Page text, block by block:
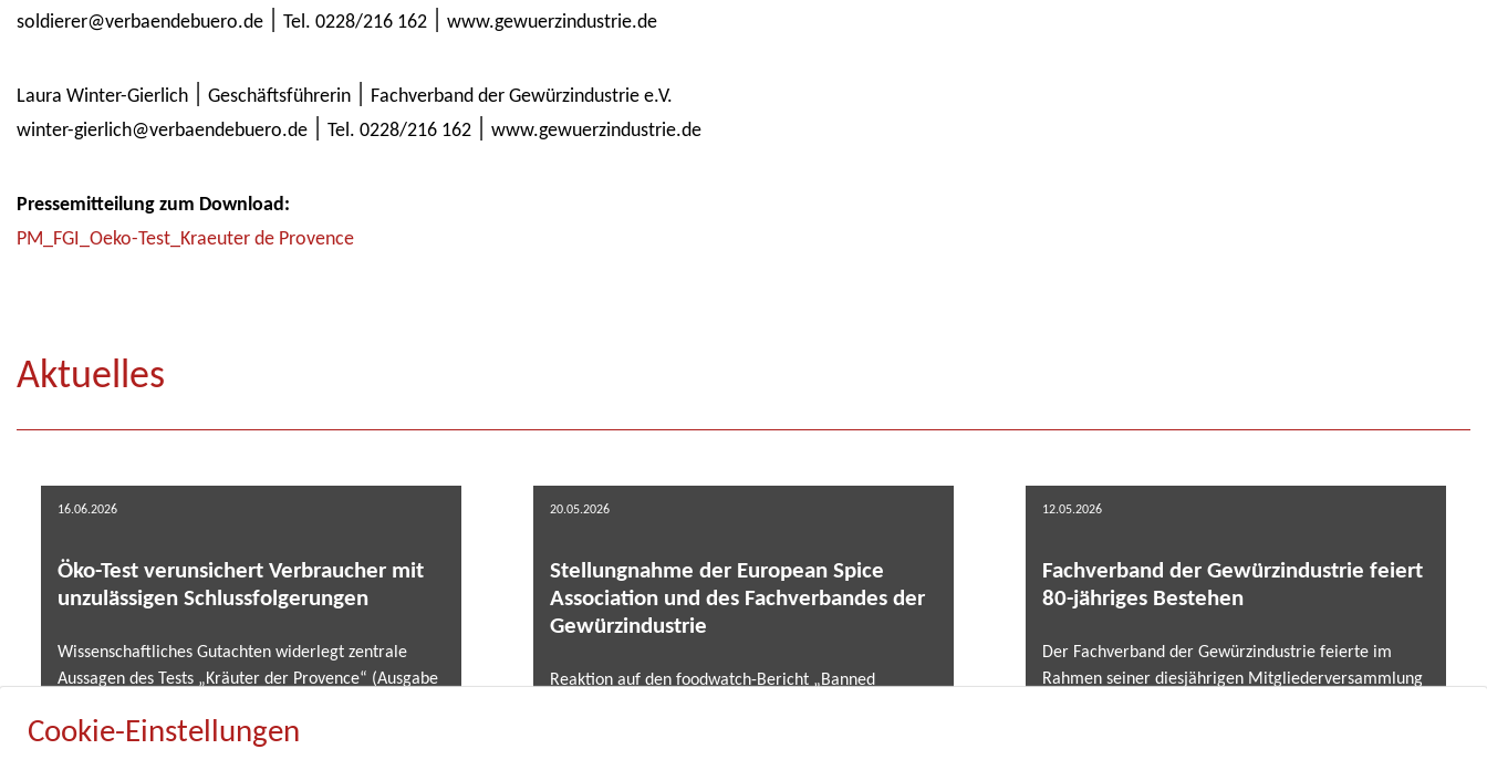
Cookie-Einstellungen
soldierer@verbaendebuero.de ׀ Tel. 0228/216 162 ׀ www.gewuerzindustrie.de
Laura Winter-Gierlich ׀ Geschäftsführerin ׀ Fachverband der Gewürzindustrie e.V.
winter-gierlich@verbaendebuero.de ׀ Tel. 0228/216 162 ׀ www.gewuerzindustrie.de
Pressemitteilung zum Download:
PM_FGI_Oeko-Test_Kraeuter de Provence
Aktuelles
16.06.2026
Öko-Test verunsichert Verbraucher mit
unzulässigen Schlussfolgerungen
Wissenschaftliches Gutachten widerlegt zentrale
Aussagen des Tests „Kräuter der Provence“ (Ausgabe
20.05.2026
Stellungnahme der European Spice
Association und des Fachverbandes der
Gewürzindustrie
Reaktion auf den foodwatch-Bericht „Banned
12.05.2026
Fachverband der Gewürzindustrie feiert
80-jähriges Bestehen
Der Fachverband der Gewürzindustrie feierte im
Rahmen seiner diesjährigen Mitgliederversammlung